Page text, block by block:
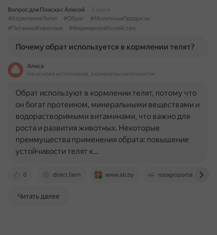
Вопрос для Поиска с Алисой
2 июля
#КормлениеТелят
#Обрат
#МолочныеПродукты
#ПитаниеЖивотных
#ФермерскоеХозяйство
Почему обрат используется в кормлении телят?
Алиса
На основе источников, возможны неточности
0 direct.farm www.sb.by rosagroportal.ru
Обрат используют в кормлении телят, потому что
он богат протеином, минеральными веществами и
водорастворимыми витаминами, что важно для
роста и развития животных. Некоторые
преимущества применения обрата: повышение
устойчивости телят к…
Читать далее